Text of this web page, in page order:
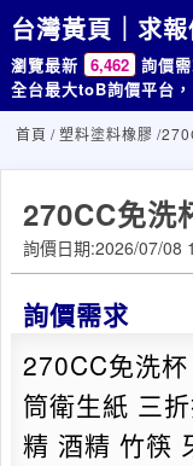
台灣黃頁｜求
瀏覽最新 6,462 詢價
全台最大toB詢價平台，
首頁 /塑料塗料橡膠 /
270CC免洗
詢價日期:2026/07/08
詢價需求
270CC免洗
筒衛生紙 三
精 酒精 竹筷